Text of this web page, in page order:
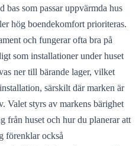
bas som passar uppvärmda hus
hög boendekomfort prioriteras.
och fungerar ofta bra på
som installationer under huset
ner till bärande lager, vilket
särskilt där marken är
Valet styrs av markens bärighet
från huset och hur du planerar att
förenklar också